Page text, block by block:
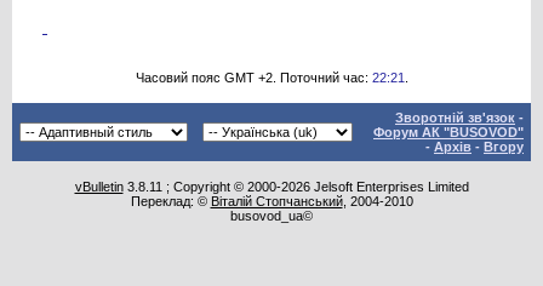
Часовий пояс GMT +2. Поточний час: 22:21
Зворотній зв'язок -
Форум АК "BUSOVOD"
- Архів - Вгору
vBulletin3.8.11 ; Copyright © 2000-2026 Jelsoft Enterprises Limited
Переклад: © Віталій Стопчанський, 2004-2010
busovod_ua©